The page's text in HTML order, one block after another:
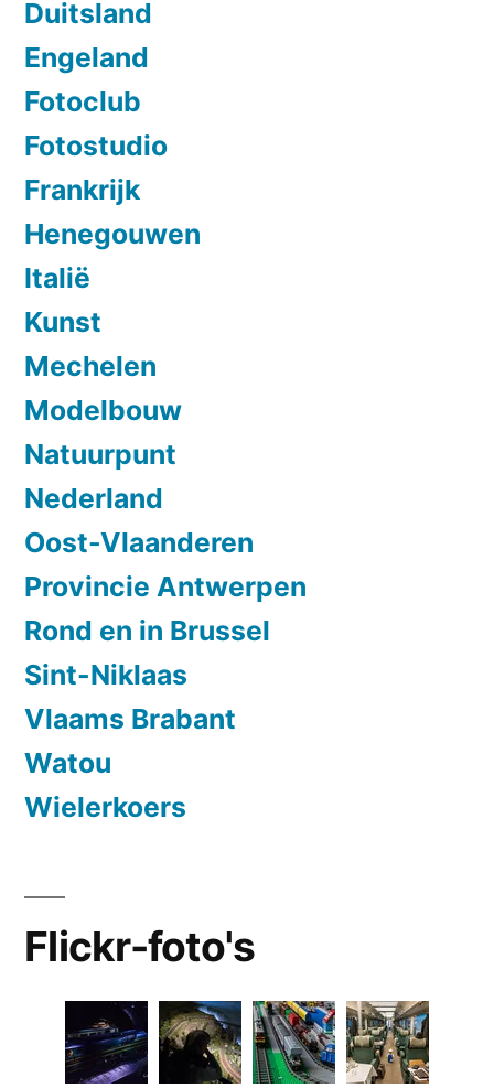
Duitsland
Engeland
Fotoclub
Fotostudio
Frankrijk
Henegouwen
Italië
Kunst
Mechelen
Modelbouw
Natuurpunt
Nederland
Oost-Vlaanderen
Provincie Antwerpen
Rond en in Brussel
Sint-Niklaas
Vlaams Brabant
Watou
Wielerkoers
Flickr-foto's